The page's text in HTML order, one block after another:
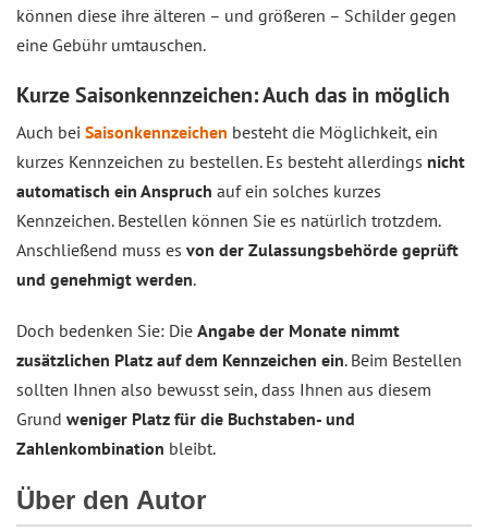
können diese ihre älteren – und größeren – Schilder gegen
eine Gebühr umtauschen.
Kurze Saisonkennzeichen: Auch das in möglich
Auch bei Saisonkennzeichen besteht die Möglichkeit, ein
kurzes Kennzeichen zu bestellen. Es besteht allerdings nicht
automatisch ein Anspruch auf ein solches kurzes
Kennzeichen. Bestellen können Sie es natürlich trotzdem.
Anschließend muss es von der Zulassungsbehörde geprüft
und genehmigt werden.
Doch bedenken Sie: Die Angabe der Monate nimmt
zusätzlichen Platz auf dem Kennzeichen ein. Beim Bestellen
sollten Ihnen also bewusst sein, dass Ihnen aus diesem
Grund weniger Platz für die Buchstaben- und
Zahlenkombination bleibt.
Über den Autor